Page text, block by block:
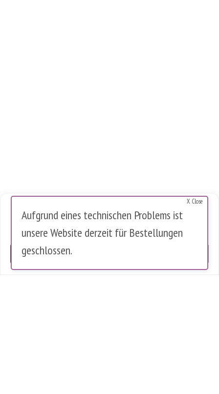
Diese Website verwendet Cookies, um die Nutzung zu analysieren.
Es werden keine personenbezogenen Daten gespeichert.
X Close
Aufgrund eines technischen Problems ist
unsere Website derzeit für Bestellungen
geschlossen.